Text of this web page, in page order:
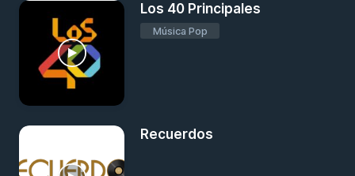
Los 40 Principales
Música Pop
Recuerdos